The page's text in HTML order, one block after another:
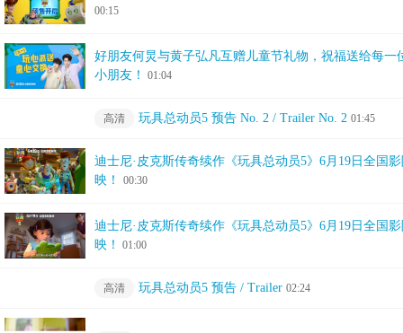
00:15
好朋友何炅与黄子弘凡互赠儿童节礼物，祝福送给每一
小朋友！
01:04
高清 玩具总动员5 预告 No. 2 / Trailer No. 2 01:45
迪士尼·皮克斯传奇续作《玩具总动员5》6月19日全国
映！ 00:30
迪士尼·皮克斯传奇续作《玩具总动员5》6月19日全国
映！
01:00
高清 玩具总动员5 预告 / Trailer 02:24